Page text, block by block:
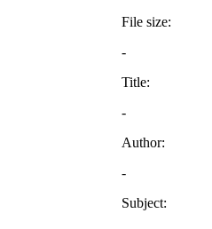
File size:
-
Title:
-
Author:
-
Subject: